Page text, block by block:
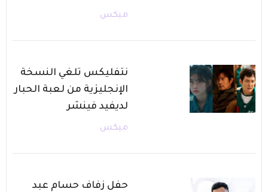
ميكس
نتفليكس تلغي النسخة
الإنجليزية من لعبة الحبار
لديفيد فينشر
ميكس
حفل زفاف حسام عبد